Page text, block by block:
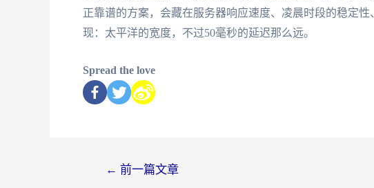
正靠谱的方案，会藏在服务器响应速度、凌晨时段的稳定
现：太平洋的宽度，不过50毫秒的延迟那么远。
Spread the love
← 前一篇文章